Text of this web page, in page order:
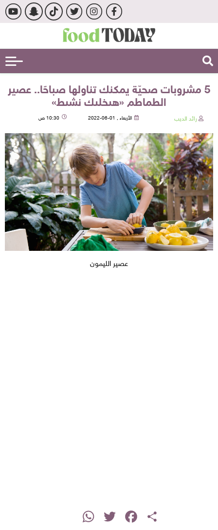
5 مشروبات صحيّة يمكنك تناولها صباحًا.. عصير
الطماطم «هيخليك نشيط»
رائد الديب الأربعاء , 01-06-2022 10:30 ص
عصير الليمون
Share
Facebook
Twitter
WhatsApp